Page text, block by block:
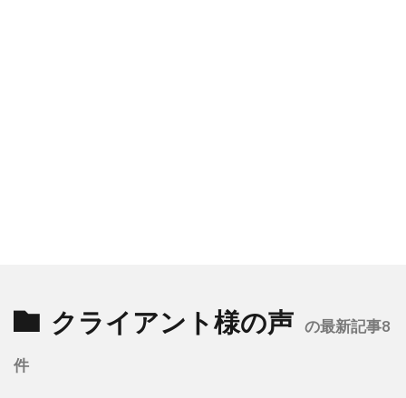
クライアント様の声 の最新記事8
件